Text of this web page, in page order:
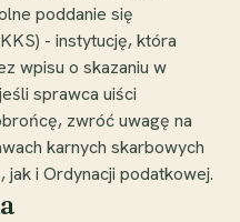
poddanie się
- instytucję, która
wpisu o skazaniu w
sprawca uiści
zwróć uwagę na
karnych skarbowych
i Ordynacji podatkowej.